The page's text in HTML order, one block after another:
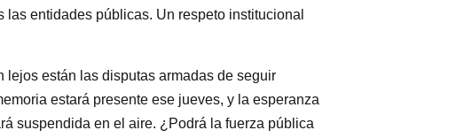
entidades públicas. Un respeto institucional
lejos están las disputas armadas de seguir
estará presente ese jueves, y la esperanza
suspendida en el aire. ¿Podrá la fuerza pública